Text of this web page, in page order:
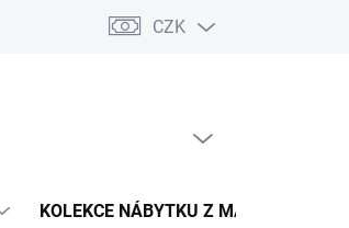
osobních údajů Pojištění zásilky
CZK
KOLEKCE NÁBYTKU Z MASIVU